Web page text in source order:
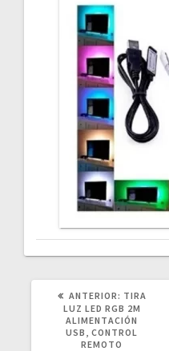
ANTERIOR: POST
ANTERIOR:
TIRA
LUZ LED RGB 2M
ALIMENTACIÓN
USB, CONTROL
REMOTO